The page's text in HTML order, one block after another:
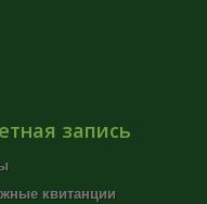
запись
квитанции